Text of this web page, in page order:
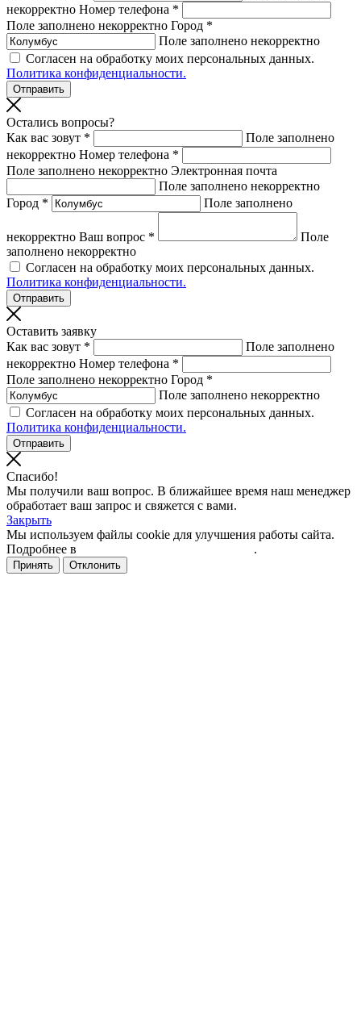
некорректно Номер телефона *
Поле заполнено некорректно Город *
Поле заполнено некорректно
Согласен на обработку моих персональных данных.
Политика конфиденциальности.
Остались вопросы?
Как вас зовут *
Поле заполнено
некорректно Номер телефона *
Поле заполнено некорректно Электронная почта
Поле заполнено некорректно
Город *
Поле заполнено
некорректно Ваш вопрос *
Поле
заполнено некорректно
Согласен на обработку моих персональных данных.
Политика конфиденциальности.
Оставить заявку
Как вас зовут *
Поле заполнено
некорректно Номер телефона *
Поле заполнено некорректно Город *
Поле заполнено некорректно
Согласен на обработку моих персональных данных.
Политика конфиденциальности.
Спасибо!
Мы получили ваш вопрос. В ближайшее время наш менеджер
обработает ваш запрос и свяжется с вами.
Закрыть
Мы используем файлы cookie для улучшения работы сайта.
Подробнее в
.
Принять Отклонить